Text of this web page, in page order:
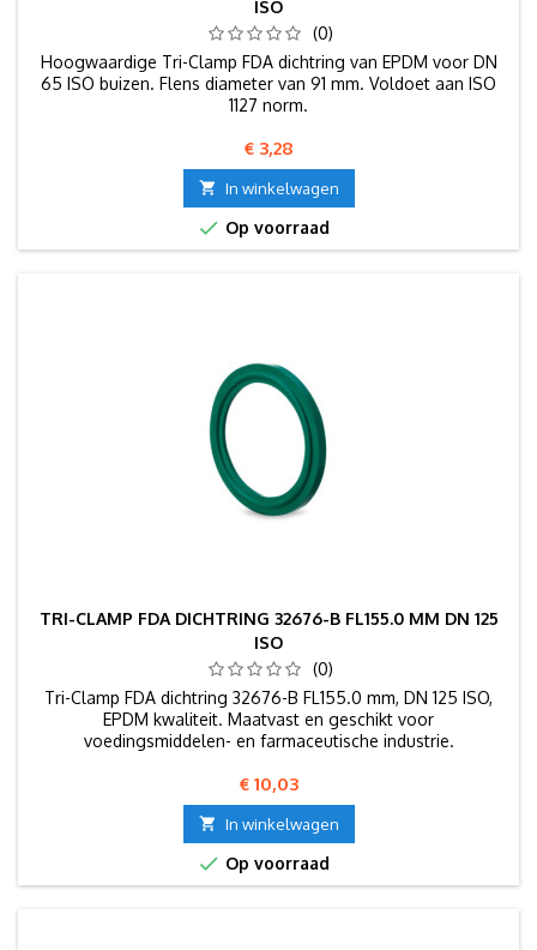
ISO
(0)
Hoogwaardige Tri-Clamp FDA dichtring van EPDM voor DN
65 ISO buizen. Flens diameter van 91 mm. Voldoet aan ISO
1127 norm.
Prijs
€ 3,28
 In winkelwagen
 Op voorraad
TRI-CLAMP FDA DICHTRING 32676-B FL155.0 MM DN 125
ISO
(0)
Tri-Clamp FDA dichtring 32676-B FL155.0 mm, DN 125 ISO,
EPDM kwaliteit. Maatvast en geschikt voor
voedingsmiddelen- en farmaceutische industrie.
Prijs
€ 10,03
 In winkelwagen
 Op voorraad